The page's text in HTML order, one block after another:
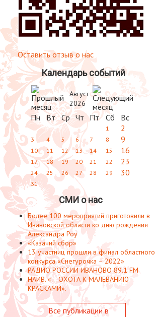
Оставить отзыв о нас
Календарь событий
Август
2026
Пн Вт Ср Чт Пт Сб Вс
1 2
3 4 5 6 7 8 9
10 11 12 13 14 15 16
17 18 19 20 21 22 23
24 25 26 27 28 29 30
31
СМИ о нас
Более 100 мероприятий приготовили в
Ивановской области ко дню рождения
Александра Роу
«Казачий сбор»
13 участниц прошли в финал областного
конкурса «Снегурочка – 2022»
РАДИО РОССИИ ИВАНОВО 89.1 FM
НАИВ. «... ОХОТА К МАЛЕВАНИЮ
КРАСКАМИ».
Все публикации в